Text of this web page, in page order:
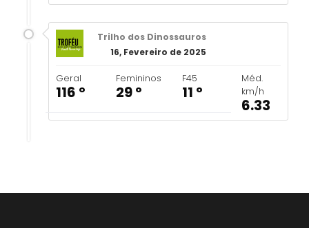
Trilho dos Dinossauros
16, Fevereiro de 2025
Geral
116 º
Femininos
29 º
F45
11 º
Méd.
km/h
6.33